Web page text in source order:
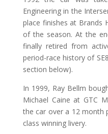
Engineering in the
place finishes at Brands
of the season. At the
finally retired from
period-race history of
section below).
In 1999, Ray Bellm
Michael Caine at GTC
the car over a 12 month
class winning livery.